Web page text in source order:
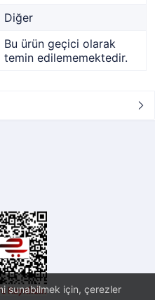
sunabilmek için, çerezler
Diğer
Bu ürün geçici olarak
temin edilememektedir.